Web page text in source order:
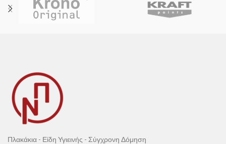
Πλακάκια - Είδη Υγιεινής - Σύγχρονη Δόμηση